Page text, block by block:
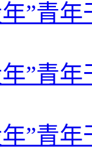
”青
”青
”青